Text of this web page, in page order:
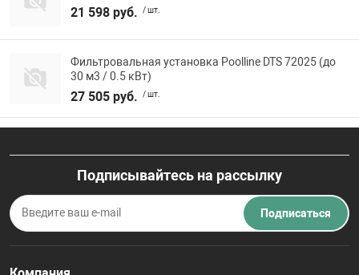
21 598 руб. / шт.
Фильтровальная установка Poolline DTS 72025 (до
30 м3 / 0.5 кВт)
27 505 руб. / шт.
Подписывайтесь на рассылку
Подписаться